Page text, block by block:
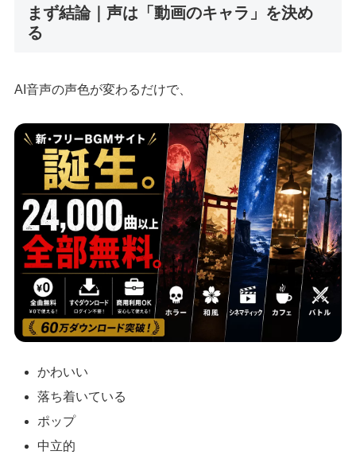
まず結論｜声は「動画のキャラ」を決め
る
AI音声の声色が変わるだけで、
かわいい
落ち着いている
ポップ
中立的